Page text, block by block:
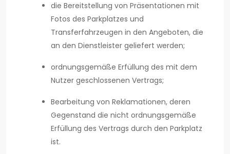
die Bereitstellung von Präsentationen mit
Fotos des Parkplatzes und
Transferfahrzeugen in den Angeboten, die
an den Dienstleister geliefert werden;
ordnungsgemäße Erfüllung des mit dem
Nutzer geschlossenen Vertrags;
Bearbeitung von Reklamationen, deren
Gegenstand die nicht ordnungsgemäße
Erfüllung des Vertrags durch den Parkplatz
ist.